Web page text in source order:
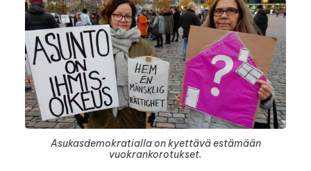
Asukasdemokratialla on kyettävä estämään
vuokrankorotukset.